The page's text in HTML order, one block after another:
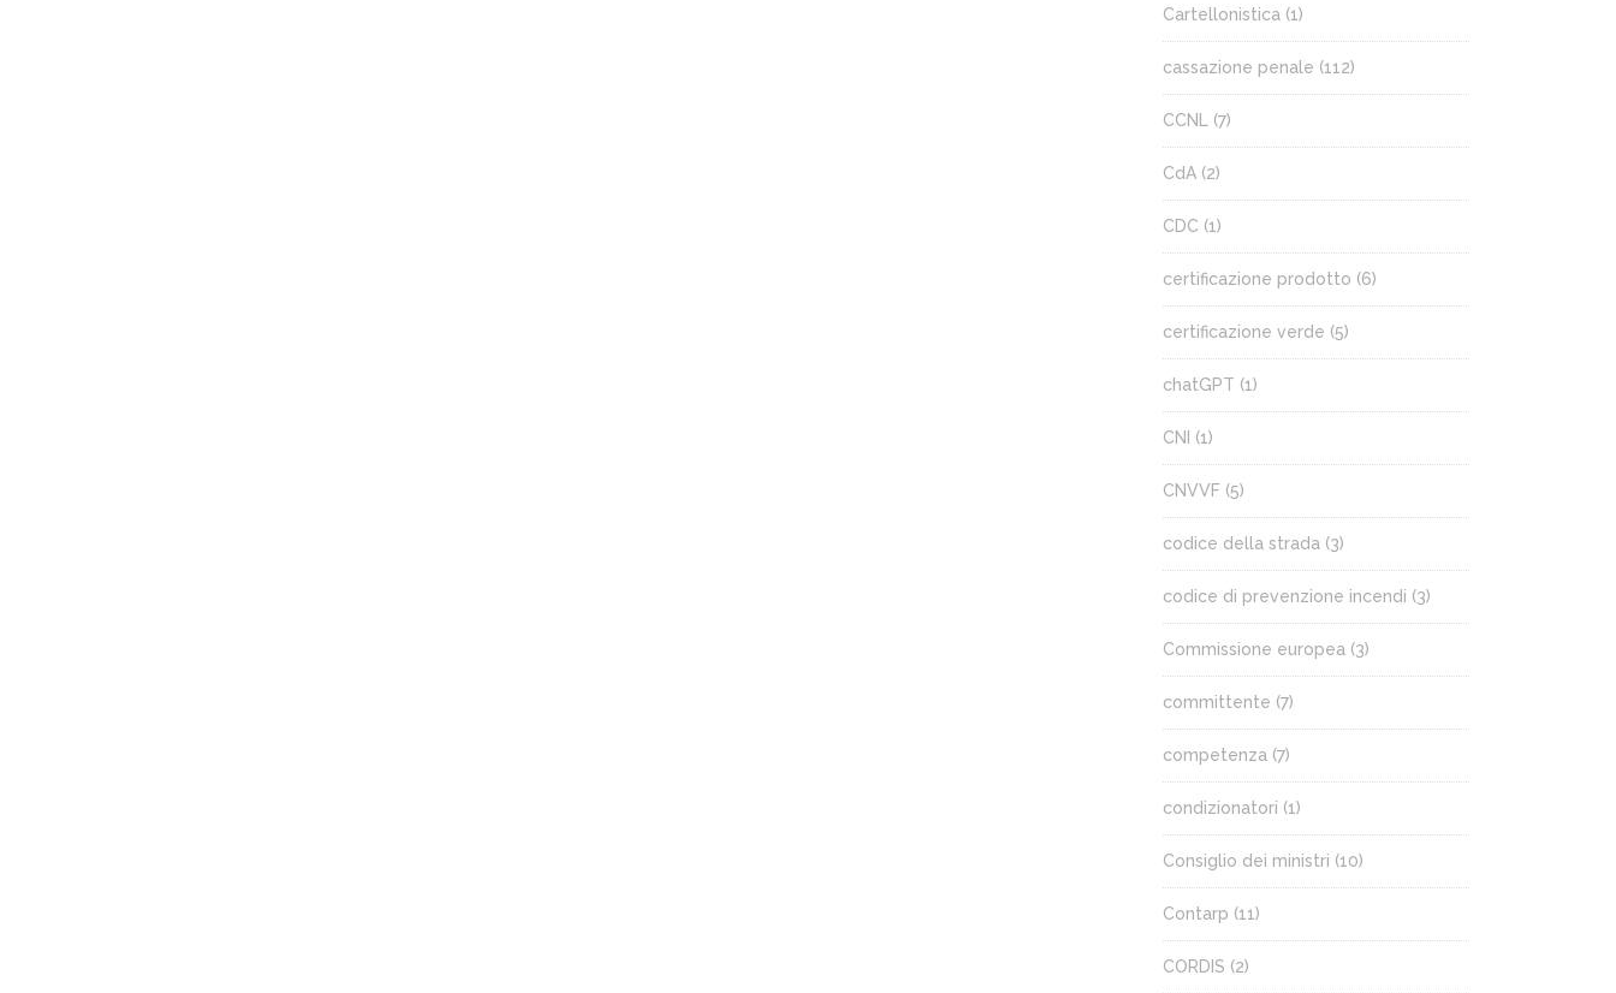
Cartellonistica (1)
cassazione penale (112)
CCNL (7)
CdA (2)
CDC (1)
certificazione prodotto (6)
certificazione verde (5)
chatGPT (1)
CNI (1)
CNVVF (5)
codice della strada (3)
codice di prevenzione incendi (3)
Commissione europea (3)
committente (7)
competenza (7)
condizionatori (1)
Consiglio dei ministri (10)
Contarp (11)
CORDIS (2)